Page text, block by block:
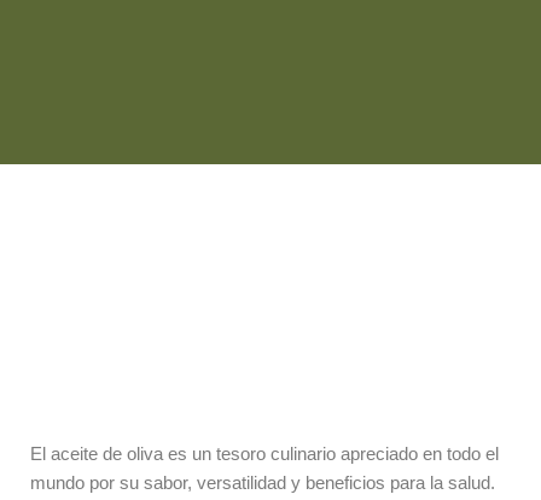
El aceite de oliva es un tesoro culinario apreciado en todo el
mundo por su sabor, versatilidad y beneficios para la salud.